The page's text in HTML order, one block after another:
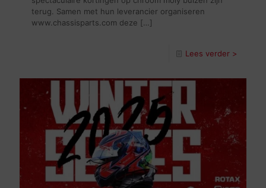
terug. Samen met hun leverancier organiseren
www.chassisparts.com deze […]
Lees verder >